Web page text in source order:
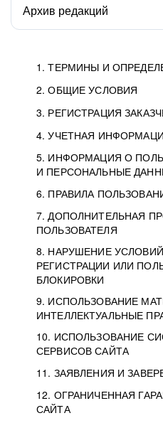
1. ТЕРМИНЫ И
2. ОБЩИЕ УСЛОВИЯ
3. РЕГИСТРАЦИЯ
4. УЧЕТНАЯ
5. ИНФОРМАЦИЯ О
И ПЕРСОНАЛЬНЫЕ
6. ПРАВИЛА
7. ДОПОЛНИТЕЛЬНАЯ
ПОЛЬЗОВАТЕЛЯ
8. НАРУШЕНИЕ
РЕГИСТРАЦИИ ИЛИ
БЛОКИРОВКИ
9. ИСПОЛЬЗОВАНИЕ
ИНТЕЛЛЕКТУАЛЬНЫЕ
10. ИСПОЛЬЗОВАНИЕ
СЕРВИСОВ САЙТА
11. ЗАЯВЛЕНИЯ И
12. ОГРАНИЧЕННАЯ
САЙТА
Архив редакций